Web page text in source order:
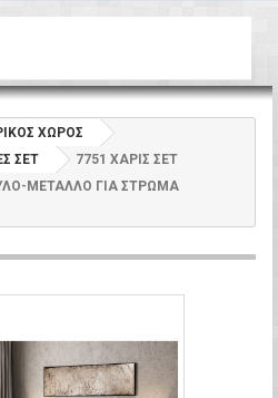
ΧΩΡΟΣ
ΣΕΤ
7751 ΧΑΡΙΣ ΣΕΤ
ΜΕΤΑΛΛΟ ΓΙΑ ΣΤΡΩΜΑ